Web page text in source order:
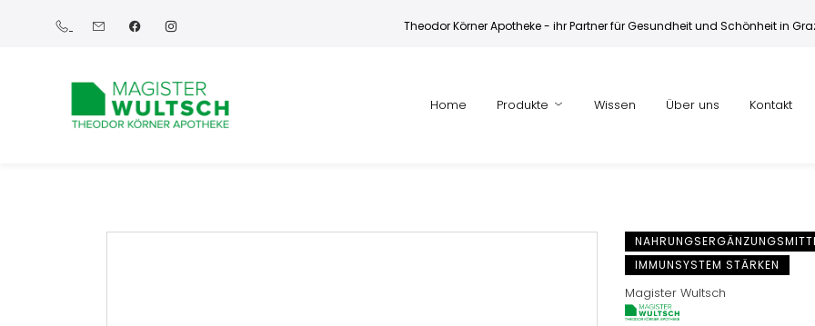
Theodor Körner Apotheke - ihr Partner für Gesundheit und Schönheit in
Home Produkte Wissen Über uns Kontakt
IMMUNSYSTEM STÄRKEN
Magister Wultsch